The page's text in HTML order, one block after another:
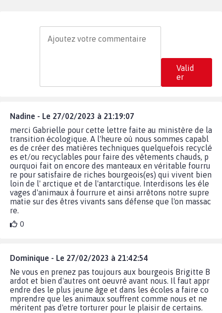
Valid
er
Nadine - Le 27/02/2023 à 21:19:07
merci Gabrielle pour cette lettre faite au ministère de la
transition écologique. A l'heure où nous sommes capabl
es de créer des matières techniques quelquefois recyclé
es et/ou recyclables pour faire des vêtements chauds, p
ourquoi fait on encore des manteaux en véritable fourru
re pour satisfaire de riches bourgeois(es) qui vivent bien
loin de l' arctique et de l'antarctique. Interdisons les éle
vages d'animaux à fourrure et ainsi arrêtons notre supre
matie sur des êtres vivants sans défense que l'on massac
re.
0
Dominique - Le 27/02/2023 à 21:42:54
Ne vous en prenez pas toujours aux bourgeois Brigitte B
ardot et bien d'autres ont oeuvré avant nous. Il faut appr
endre des le plus jeune âge et dans les écoles a faire co
mprendre que les animaux souffrent comme nous et ne
méritent pas d'etre torturer pour le plaisir de certains.